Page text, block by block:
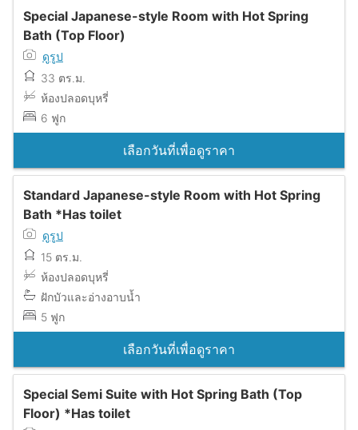
Special Japanese-style Room with Hot Spring
Bath (Top Floor)
ดูรูป
33 ตร.ม.
ห้องปลอดบุหรี่
6 ฟูก
เลือกวันที่เพื่อดูราคา
Standard Japanese-style Room with Hot Spring
Bath *Has toilet
ดูรูป
15 ตร.ม.
ห้องปลอดบุหรี่
ฝักบัวและอ่างอาบน้ำ
5 ฟูก
เลือกวันที่เพื่อดูราคา
Special Semi Suite with Hot Spring Bath (Top
Floor) *Has toilet